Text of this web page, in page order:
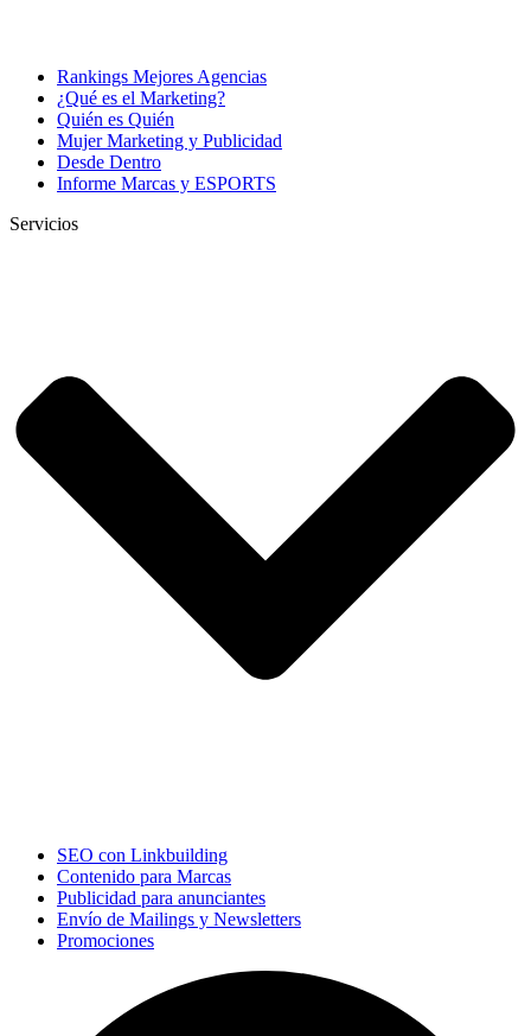
Rankings Mejores Agencias
¿Qué es el Marketing?
Quién es Quién
Mujer Marketing y Publicidad
Desde Dentro
Informe Marcas y ESPORTS
Servicios
SEO con Linkbuilding
Contenido para Marcas
Publicidad para anunciantes
Envío de Mailings y Newsletters
Promociones